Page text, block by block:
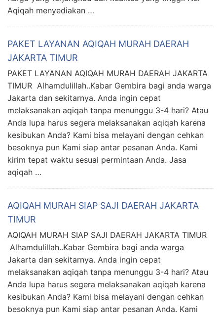
Aqiqah menyediakan …
PAKET LAYANAN AQIQAH MURAH DAERAH
JAKARTA TIMUR
PAKET LAYANAN AQIQAH MURAH DAERAH JAKARTA
TIMUR Alhamdulillah..Kabar Gembira bagi anda warga
Jakarta dan sekitarnya. Anda ingin cepat
melaksanakan aqiqah tanpa menunggu 3-4 hari? Atau
Anda lupa harus segera melaksanakan aqiqah karena
kesibukan Anda? Kami bisa melayani dengan cehkan
besoknya pun Kami siap antar pesanan Anda. Kami
kirim tepat waktu sesuai permintaan Anda. Jasa
aqiqah …
AQIQAH MURAH SIAP SAJI DAERAH JAKARTA
TIMUR
AQIQAH MURAH SIAP SAJI DAERAH JAKARTA TIMUR
Alhamdulillah..Kabar Gembira bagi anda warga
Jakarta dan sekitarnya. Anda ingin cepat
melaksanakan aqiqah tanpa menunggu 3-4 hari? Atau
Anda lupa harus segera melaksanakan aqiqah karena
kesibukan Anda? Kami bisa melayani dengan cehkan
besoknya pun Kami siap antar pesanan Anda. Kami